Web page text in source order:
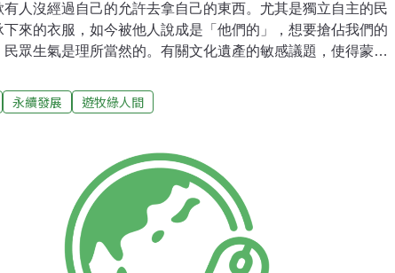
有人沒經過自己的允許去拿自己的東西。尤其是獨立自主的民
下來的衣服，如今被他人說成是「他們的」，想要搶佔我們的
民眾生氣是理所當然的。有關文化遺產的敏感議題，使得蒙古
古袍起義。不久前由於資本主義盛行，住在鄉下穿蒙古袍的
市人排擠，然而最近蒙古袍的聲勢卻越來越盛。以前除了過
人，以貴氣逼人的綢緞訂做蒙古袍，配以金銀首飾；年輕人也
穿起富設計感的蒙古袍，蒙古掀起一陣穿袍運動。蒙古袍又被
，意指從右邊可以伸手進去的四方形領襟衣。最近蒙古袍設計
，就是把原本可以伸手進去的大襟變為不能伸手進去的蒙古
是越來越靠近漢族文化的一種傾向。各種族存在的基礎是奠基
以來古老的智慧及傳統文化
永續發展 遊牧綠人間